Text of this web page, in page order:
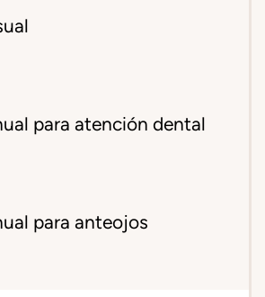
para atención dental
para anteojos